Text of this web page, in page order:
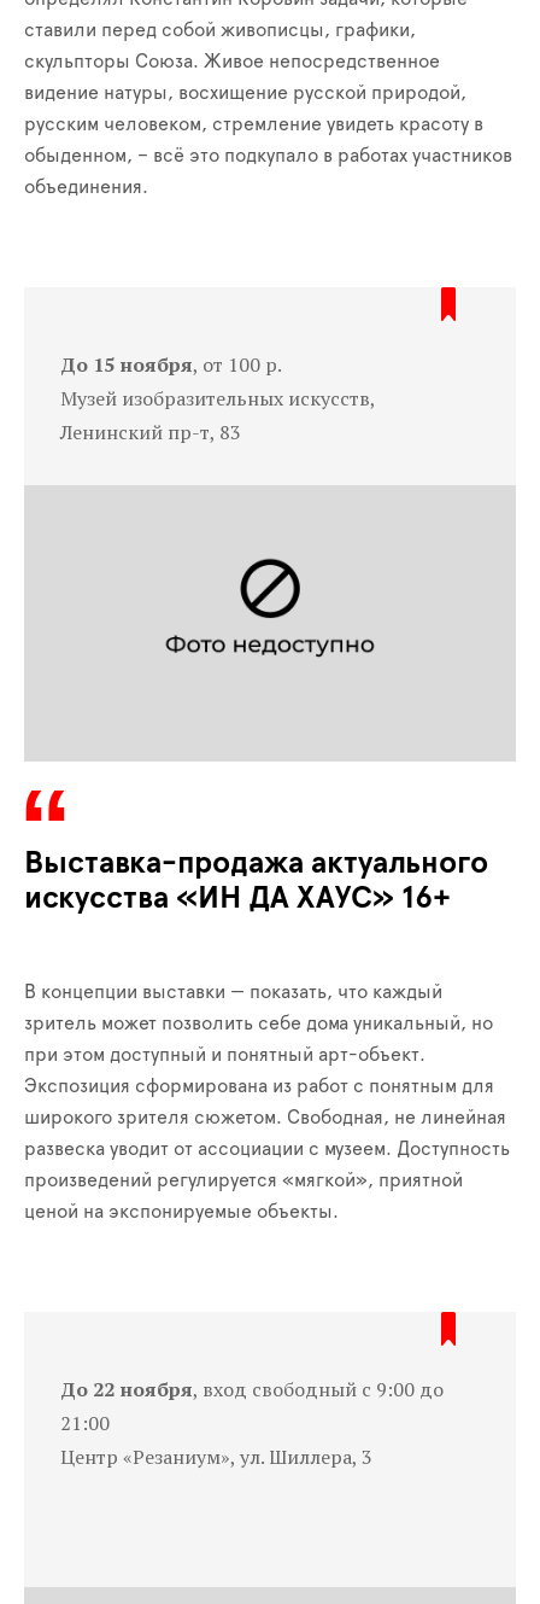
ставили перед собой живописцы, графики,
скульпторы Союза. Живое непосредственное
видение натуры, восхищение русской природой,
русским человеком, стремление увидеть красоту в
обыденном, – всё это подкупало в работах участников
объединения.
До 15 ноября, от 100 р.
Музей изобразительных искусств,
Ленинский пр-т, 83
Выставка-продажа актуального
искусства «ИН ДА ХАУС» 16+
В концепции выставки — показать, что каждый
зритель может позволить себе дома уникальный, но
при этом доступный и понятный арт-объект.
Экспозиция сформирована из работ с понятным для
широкого зрителя сюжетом. Свободная, не линейная
развеска уводит от ассоциации с музеем. Доступность
произведений регулируется «мягкой», приятной
ценой на экспонируемые объекты.
До 22 ноября, вход свободный с 9:00 до
21:00
Центр «Резаниум», ул. Шиллера, 3